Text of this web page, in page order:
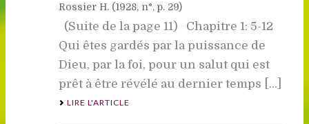
Rossier H. (1928, n°, p. 29)
(Suite de la page 11) Chapitre 1: 5-12
Qui êtes gardés par la puissance de
Dieu, par la foi, pour un salut qui est
prêt à être révélé au dernier temps [...]
LIRE L'ARTICLE